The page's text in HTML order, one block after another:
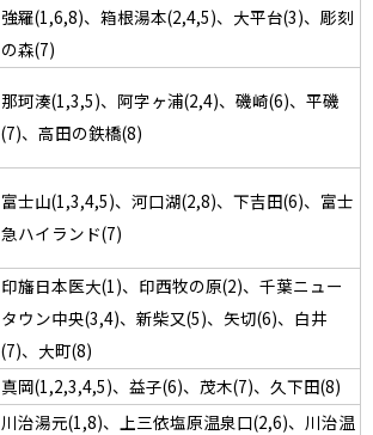
強羅(1,6,8)、箱根湯本(2,4,5)、大平台(3)、彫刻
の森(7)
那珂湊(1,3,5)、阿字ヶ浦(2,4)、磯崎(6)、平磯
(7)、高田の鉄橋(8)
富士山(1,3,4,5)、河口湖(2,8)、下吉田(6)、富士
急ハイランド(7)
印旛日本医大(1)、印西牧の原(2)、千葉ニュー
タウン中央(3,4)、新柴又(5)、矢切(6)、白井
(7)、大町(8)
真岡(1,2,3,4,5)、益子(6)、茂木(7)、久下田(8)
川治湯元(1,8)、上三依塩原温泉口(2,6)、川治温